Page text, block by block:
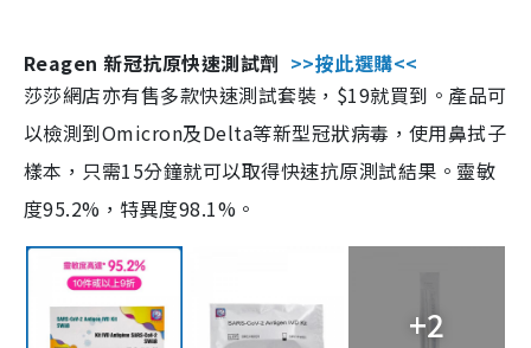
Reagen 新冠抗原快速測試劑 >>按此選購<<
莎莎網店亦有售多款快速測試套裝，$19就買到。產品可
以檢測到Omicron及Delta等新型冠狀病毒，使用鼻拭子
樣本，只需15分鐘就可以取得快速抗原測試結果。靈敏
度95.2%，特異度98.1%。
+2